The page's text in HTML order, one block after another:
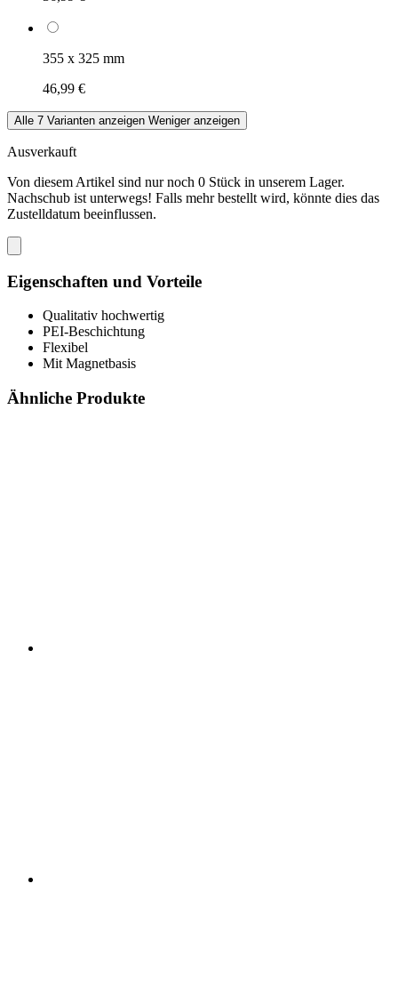
355 x 325 mm
46,99 €
Alle 7 Varianten anzeigen Weniger anzeigen
Ausverkauft
Von diesem Artikel sind nur noch 0 Stück in unserem Lager.
Nachschub ist unterwegs! Falls mehr bestellt wird, könnte dies das
Zustelldatum beeinflussen.
Eigenschaften und Vorteile
Qualitativ hochwertig
PEI-Beschichtung
Flexibel
Mit Magnetbasis
Ähnliche Produkte